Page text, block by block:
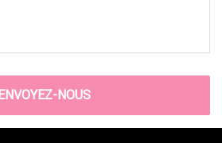
ENVOYEZ-NOUS